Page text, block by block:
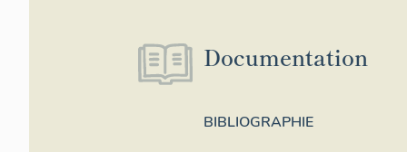
Documentation
BIBLIOGRAPHIE